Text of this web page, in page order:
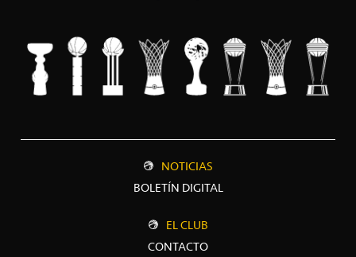
NOTICIAS
BOLETÍN DIGITAL
EL CLUB
CONTACTO